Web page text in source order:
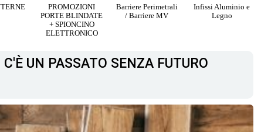
PROMOZIONI
PORTE BLINDATE
+ SPIONCINO
ELETTRONICO
Barriere Perimetrali
/ Barriere MV
Infissi Aluminio e
Legno
UN PASSATO SENZA FUTURO